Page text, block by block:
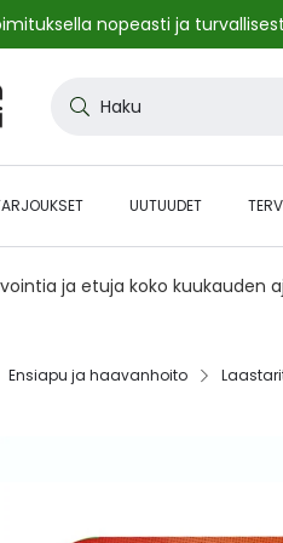
nopeasti ja
UUTUUDET
ja etuja koko
Ensiapu ja haavanhoito‎